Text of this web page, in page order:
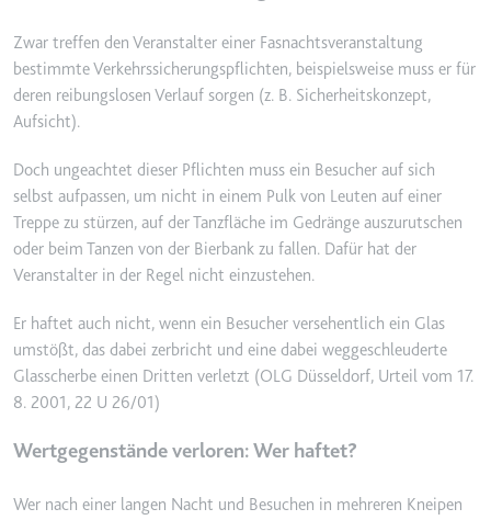
Zweck:
Wird verwendet, um die
Interaktion der Nutzer mit
eingebetteten Inhalten zu
verfolgen.
Typ:
HTTP-Cookie
yt-icons-last-purged
Anbieter:
youtube.com
Zweck:
Notwendig für die
Implementierung und
Funktionalität von YouTube-
Videoinhalten auf der Website.
Typ:
HTML Local Storage
Zwar treffen den Veranstalter einer Fasnachtsveranstaltung
bestimmte Verkehrssicherungspflichten, beispielsweise muss er für
deren reibungslosen Verlauf sorgen (z. B. Sicherheitskonzept,
Aufsicht).
Doch ungeachtet dieser Pflichten muss ein Besucher auf sich
selbst aufpassen, um nicht in einem Pulk von Leuten auf einer
Treppe zu stürzen, auf der Tanzfläche im Gedränge auszurutschen
oder beim Tanzen von der Bierbank zu fallen. Dafür hat der
Veranstalter in der Regel nicht einzustehen.
Er haftet auch nicht, wenn ein Besucher versehentlich ein Glas
umstößt, das dabei zerbricht und eine dabei weggeschleuderte
Glasscherbe einen Dritten verletzt (OLG Düsseldorf, Urteil vom 17.
8. 2001, 22 U 26/01)
Wertgegenstände verloren: Wer haftet?
Wer nach einer langen Nacht und Besuchen in mehreren Kneipen